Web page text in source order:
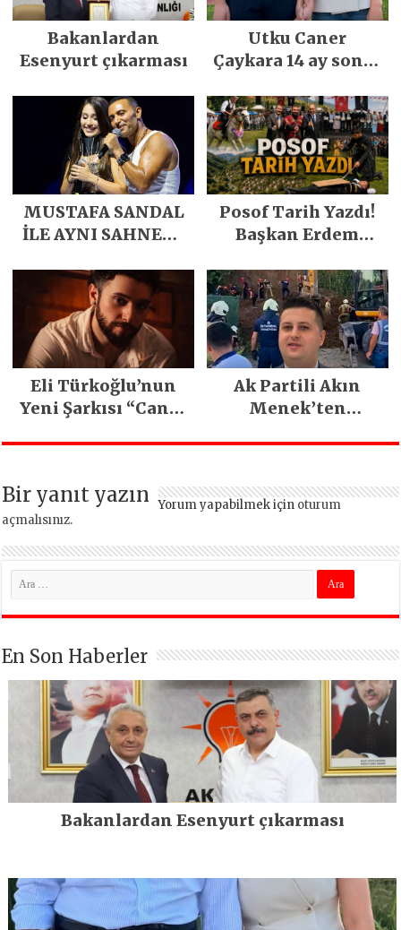
Bakanlardan
Esenyurt çıkarması
Utku Caner
Çaykara 14 ay sonra
kavuştu
MUSTAFA SANDAL
İLE AYNI SAHNEDE
Posof Tarih Yazdı!
Başkan Erdem
Emeğiyle Son
Yılların En Büyük
Festivali
Gerçekleşti
Eli Türkoğlu’nun
Yeni Şarkısı “Canın
Ak Partili Akın
Menek’ten
Bir yanıt yazın Yorum yapabilmek için oturum
açmalısınız.
En Son Haberler
Bakanlardan Esenyurt çıkarması